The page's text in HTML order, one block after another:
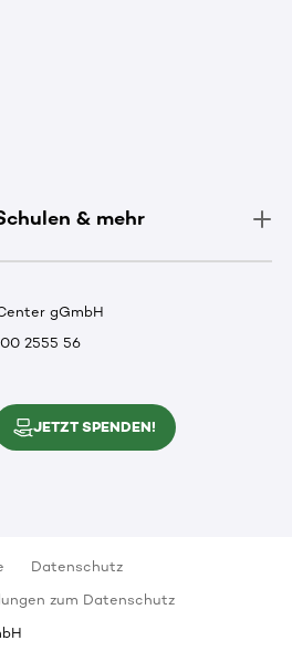
& mehr
gGmbH
2555 56
JETZT SPENDEN!
Datenschutz
zum Datenschutz